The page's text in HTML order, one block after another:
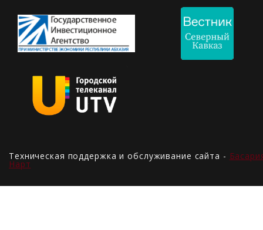
Техническая поддержка и обслуживание сайта -
Нарт